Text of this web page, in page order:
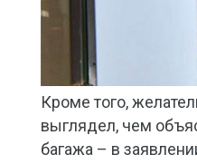
Кроме того,
выглядел, чем
багажа – в